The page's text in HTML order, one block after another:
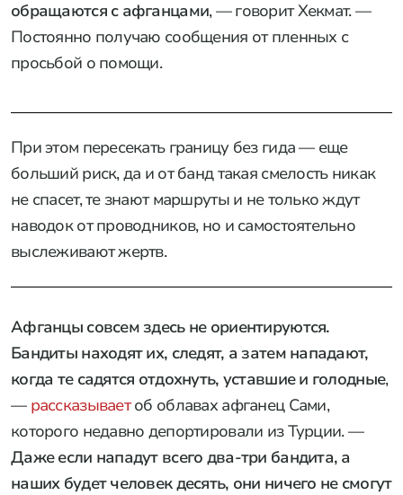
обращаются с афганцами, — говорит Хекмат. —
Постоянно получаю сообщения от пленных с
просьбой о помощи.
При этом пересекать границу без гида — еще
больший риск, да и от банд такая смелость никак
не спасет, те знают маршруты и не только ждут
наводок от проводников, но и самостоятельно
выслеживают жертв.
Афганцы совсем здесь не ориентируются.
Бандиты находят их, следят, а затем нападают,
когда те садятся отдохнуть, уставшие и голодные,
— рассказываетоб облавах афганец Сами,
которого недавно депортировали из Турции. —
Даже если нападут всего два-три бандита, а
наших будет человек десять, они ничего не смогут